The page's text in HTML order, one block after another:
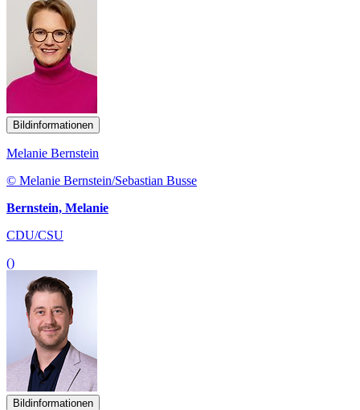
Bildinformationen
Melanie Bernstein
© Melanie Bernstein/Sebastian Busse
Bernstein, Melanie
CDU/CSU
()
Bildinformationen